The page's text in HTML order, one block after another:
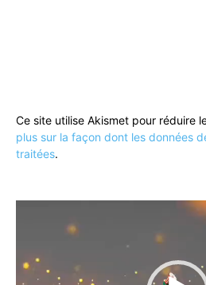
Ce site utilise Akismet pour réduire
plus sur la façon dont les données
traitées.